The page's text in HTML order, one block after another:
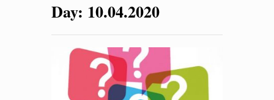
на період 2018 – 2020 роки Оголошення про збір ідей
проектів
-0 Коментарів
Day: 10.04.2020